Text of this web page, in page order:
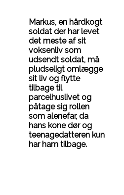
Markus, en hårdkogt
soldat der har levet
det meste af sit
voksenliv som
udsendt soldat, må
pludseligt omlægge
sit liv og flytte
tilbage til
parcelhuslivet og
påtage sig rollen
som alenefar, da
hans kone dør og
teenagedatteren kun
har ham tilbage.